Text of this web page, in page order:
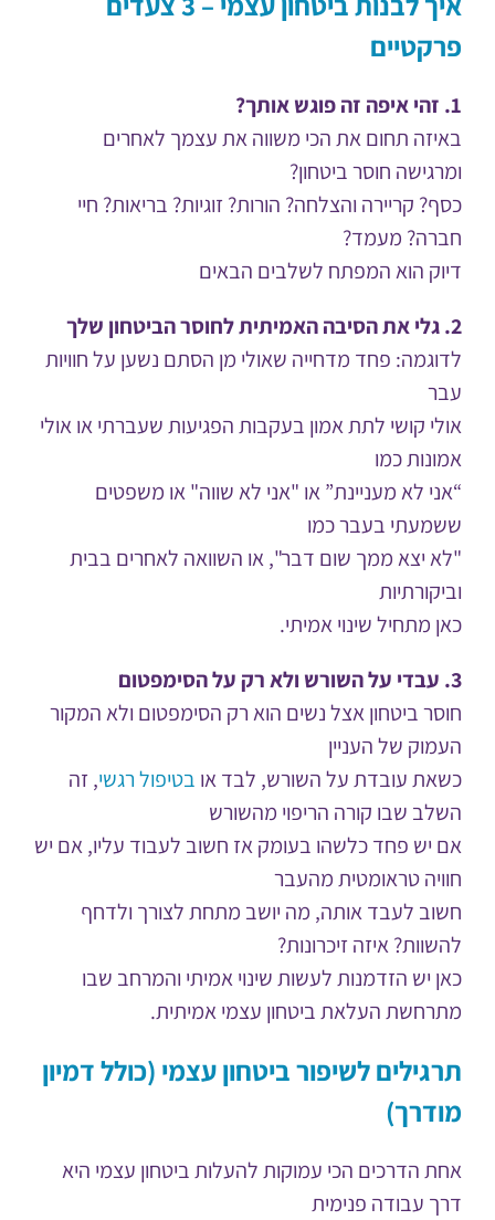
פרקטיים
1. זהי איפה זה פוגש אותך?
באיזה תחום את הכי משווה את עצמך לאחרים
ומרגישה חוסר ביטחון?
כסף? קריירה והצלחה? הורות? זוגיות? בריאות? חיי
חברה? מעמד?
דיוק הוא המפתח לשלבים הבאים
2. גלי את הסיבה האמיתית לחוסר הביטחון שלך
לדוגמה: פחד מדחייה שאולי מן הסתם נשען על חוויות
עבר
אולי קושי לתת אמון בעקבות הפגיעות שעברתי או אולי
אמונות כמו
“אני לא מעניינת” או "אני לא שווה" או משפטים
ששמעתי בעבר כמו
"לא יצא ממך שום דבר", או השוואה לאחרים בבית
וביקורתיות
כאן מתחיל שינוי אמיתי.
3. עבדי על השורש ולא רק על הסימפטום
חוסר ביטחון אצל נשים הוא רק הסימפטום ולא המקור
העמוק של העניין
כשאת עובדת על השורש, לבד או בטיפול רגשי, זה
השלב שבו קורה הריפוי מהשורש
אם יש פחד כלשהו בעומק אז חשוב לעבוד עליו, אם יש
חוויה טראומטית מהעבר
חשוב לעבד אותה, מה יושב מתחת לצורך ולדחף
להשוות? איזה זיכרונות?
כאן יש הזדמנות לעשות שינוי אמיתי והמרחב שבו
מתרחשת העלאת ביטחון עצמי אמיתית.
תרגילים לשיפור ביטחון עצמי (כולל דמיון
מודרך)
אחת הדרכים הכי עמוקות להעלות ביטחון עצמי היא
דרך עבודה פנימית